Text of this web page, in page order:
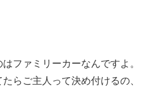
ファミリーカーなんですよ。
らご主人って決め付けるの、